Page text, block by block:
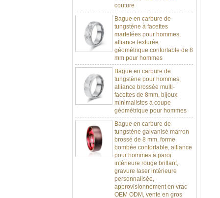
Bague en carbure de
tungstène à facettes
martelées pour hommes,
alliance texturée
géométrique confortable de 8
mm pour hommes
Bague en carbure de
tungstène pour hommes,
alliance brossée multi-
facettes de 8mm, bijoux
minimalistes à coupe
géométrique pour hommes
Bague en carbure de
tungstène galvanisé marron
brossé de 8 mm, forme
bombée confortable, alliance
pour hommes à paroi
intérieure rouge brillant,
gravure laser intérieure
personnalisée,
approvisionnement en vrac
OEM ODM, vente en gros
d'usine